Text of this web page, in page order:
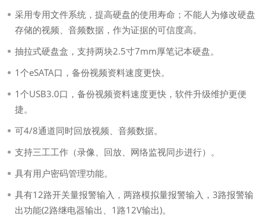
采用专用文件系统，提高硬盘的使用寿命；不能人为修改硬盘
存储的视频、音频数据，作为证据的可信度高。
抽拉式硬盘盒，支持两块2.5寸7mm厚笔记本硬盘。
1个eSATA口，备份视频资料速度更快。
1个USB3.0口，备份视频资料速度更快，软件升级维护更便
捷。
可4/8通道同时回放视频、音频数据。
支持三工工作（录像、回放、网络监视同步进行）。
具有用户密码管理功能。
具有12路开关量报警输入，两路模拟量报警输入，3路报警输
出功能(2路继电器输出、1路12V输出)。